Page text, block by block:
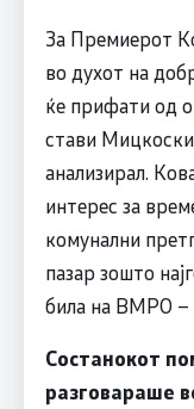
За Премиерот
во духот на
ќе прифати од
стави
анализирал.
интерес за
комунални
пазар зошто
била на ВМРО
Состанокот
разговараше